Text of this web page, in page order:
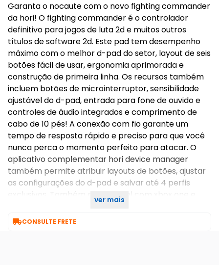
Garanta o nocaute com o novo fighting commander
da hori! O fighting commander é o controlador
definitivo para jogos de luta 2d e muitos outros
títulos de software 2d. Este pad tem desempenho
máximo com o melhor d-pad do setor, layout de seis
botões fácil de usar, ergonomia aprimorada e
construção de primeira linha. Os recursos também
incluem botões de microinterruptor, sensibilidade
ajustável do d-pad, entrada para fone de ouvido e
controles de áudio integrados e comprimento de
cabo de 10 pés! A conexão com fio garante um
tempo de resposta rápido e preciso para que você
nunca perca o momento perfeito para atacar. O
aplicativo complementar hori device manager
também permite atribuir layouts de botões, ajustar
as configurações do d-pad e salvar até 4 perfis
exclusivos. Também compatível com xbox one e
ver mais
CONSULTE FRETE